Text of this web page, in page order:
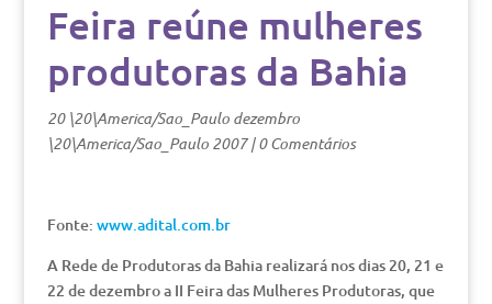
Feira reúne mulheres
produtoras da Bahia
20 \20\America/Sao_Paulo dezembro
\20\America/Sao_Paulo 2007|0 Comentários
Fonte: www.adital.com.br
A Rede de Produtoras da Bahia realizará nos dias 20, 21 e
22 de dezembro a II Feira das Mulheres Produtoras, que